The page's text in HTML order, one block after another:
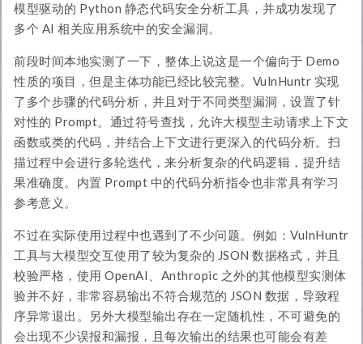
模型驱动的 Python 静态代码安全分析工具，并成功发现了
多个 AI 相关应用系统中的安全漏洞。
前段时间本地实测了一下，整体上说这是一个偏向于 Demo
性质的项目，但是主体功能已经比较完整。VulnHuntr 实现
了多个步骤的代码分析，并且对于不同类型漏洞，设置了针
对性的 Prompt。通过符号查找，允许大模型主动请求上下文
函数或类的代码，并结合上下文进行更深入的代码分析。扫
描过程中会进行多轮迭代，来分析复杂的代码逻辑，提升结
果准确度。内置 Prompt 中的代码分析指令也非常具有学习
参考意义。
不过在实际使用过程中也遇到了不少问题。例如：VulnHuntr
工具与大模型交互使用了较为复杂的 JSON 数据格式，并且
校验严格，使用 OpenAI、Anthropic 之外的其他模型实测体
验并不好，非常容易输出不符合规范的 JSON 数据，导致程
序异常退出。另外大模型输出存在一定随机性，不可避免的
会出现不少误报和漏报，且每次输出的结果也可能会有差